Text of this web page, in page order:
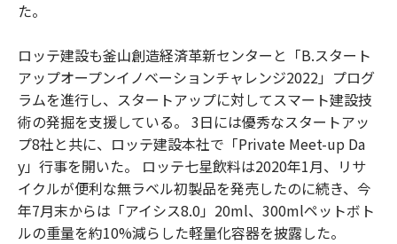
た。
ロッテ建設も釜山創造経済革新センターと「B.スタート
アップオープンイノベーションチャレンジ2022」プログ
ラムを進行し、スタートアップに対してスマート建設技
術の発掘を支援している。 3日には優秀なスタートアッ
プ8社と共に、ロッテ建設本社で「Private Meet-up Da
y」行事を開いた。 ロッテ七星飲料は2020年1月、リサ
イクルが便利な無ラベル初製品を発売したのに続き、今
年7月末からは「アイシス8.0」20ml、300mlペットボト
ルの重量を約10%減らした軽量化容器を披露した。